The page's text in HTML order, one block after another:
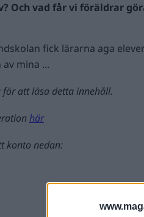
Och vad får vi föräldrar
fick lärarna aga
mina ...
att läsa detta innehåll.
här
konto nedan: